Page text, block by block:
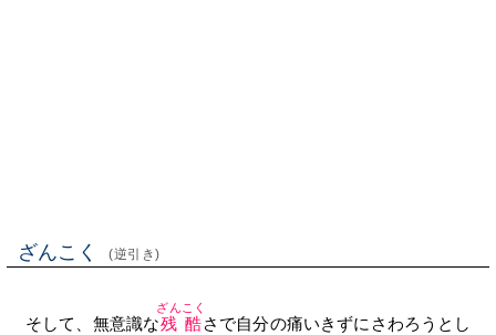
ざんこく (逆引き)
そして、無意識な残酷
ざんこく
さで自分の痛いきずにさわろうとし